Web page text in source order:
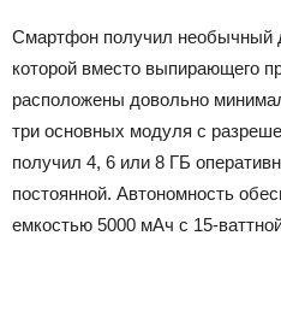
Смартфон получил необычный
которой вместо выпирающего
расположены довольно
три основных модуля с
получил 4, 6 или 8 ГБ
постоянной. Автономность
емкостью 5000 мАч с 15-